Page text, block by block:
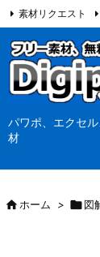
パワポ、エクセ
材
素材リクエスト
当サイト（
ホーム > 図